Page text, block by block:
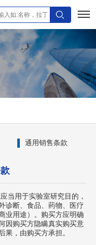
通用销售条款
当用于实验室研究目的，
诊断、食品、药物、医疗
业用途）。购买方应明确
因购买方隐瞒真实购买意
果，由购买方承担。